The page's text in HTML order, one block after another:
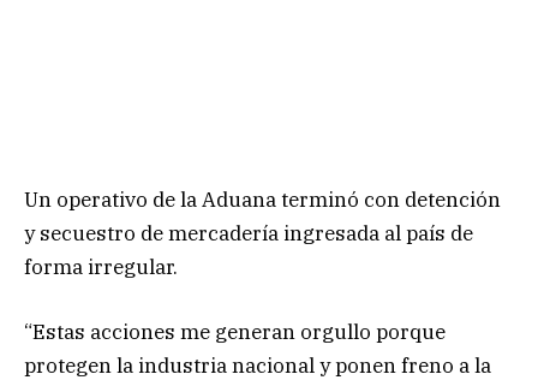
Un operativo de la Aduana terminó con detención
y secuestro de mercadería ingresada al país de
forma irregular.
“Estas acciones me generan orgullo porque
protegen la industria nacional y ponen freno a la